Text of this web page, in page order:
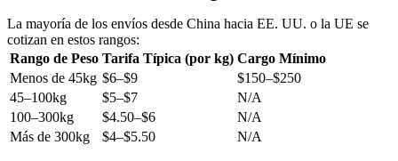
La mayoría de los envíos desde China hacia EE. UU. o la UE se
cotizan en estos rangos:
Rango de Peso Tarifa Típica (por kg) Cargo Mínimo
Menos de 45kg $6–$9
$150–$250
45–100kg
$5–$7
N/A
100–300kg
$4.50–$6
N/A
Más de 300kg
$4–$5.50 N/A